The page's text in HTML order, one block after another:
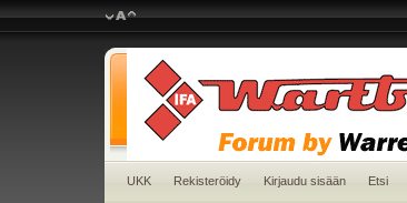
UKK Rekisteröidy Kirjaudu sisään Etsi